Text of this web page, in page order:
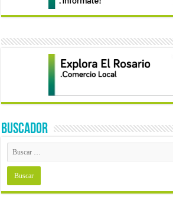
BUSCADOR